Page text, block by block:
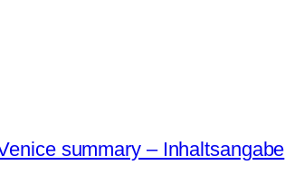
summary – Inhaltsangabe